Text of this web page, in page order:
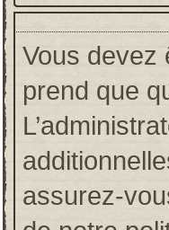
Vous devez
prend que
assurez-